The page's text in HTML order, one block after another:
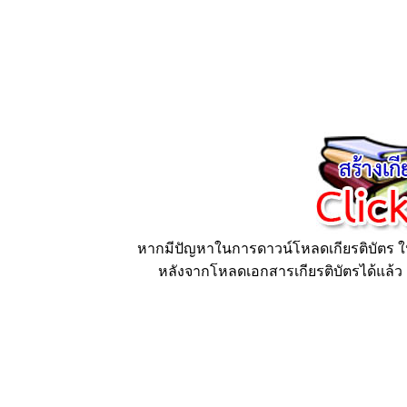
หากมีปัญหาในการดาวน์โหลดเกียรติบัตร
หลังจากโหลดเอกสารเกียรติบัตรได้แล้